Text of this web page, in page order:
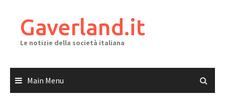
contentGaverland.it
Le notizie della società italiana
Main Menu